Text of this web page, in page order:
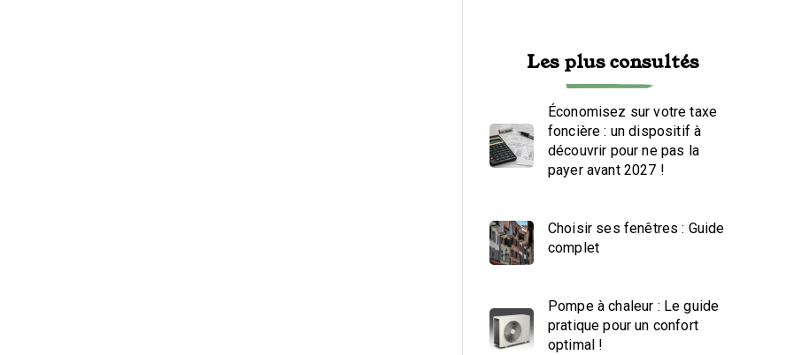
Les plus consultés
Économisez sur votre taxe
foncière : un dispositif à
découvrir pour ne pas la
payer avant 2027 !
Choisir ses fenêtres : Guide
complet
Pompe à chaleur : Le guide
pratique pour un confort
optimal !